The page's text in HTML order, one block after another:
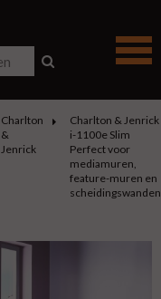
Charlton
&
Jenrick
Charlton & Jenrick
i-1100e Slim
Perfect voor
mediamuren,
feature-muren en